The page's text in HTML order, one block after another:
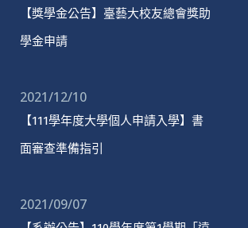
【獎學金公告】臺藝大校友總會獎助
學金申請
2021/12/10
【111學年度大學個人申請入學】書
面審查準備指引
2021/09/07